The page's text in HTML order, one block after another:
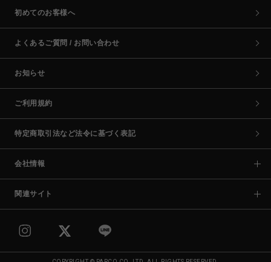
初めてのお客様へ
よくあるご質問 / お問い合わせ
お知らせ
ご利用規約
特定商取引法など法令に基づく表記
会社情報
関連サイト